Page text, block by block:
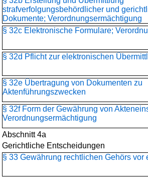
strafverfolgungsbehördlicher und
Dokumente; Verordnungsermächtigung
§ 32c Elektronische Formulare;
§ 32d Pflicht zur elektronischen
§ 32e Übertragung von Dokumenten zu
Aktenführungszwecken
§ 32f Form der Gewährung von
Verordnungsermächtigung
Abschnitt 4a
Gerichtliche Entscheidungen
§ 33 Gewährung rechtlichen Gehörs vor